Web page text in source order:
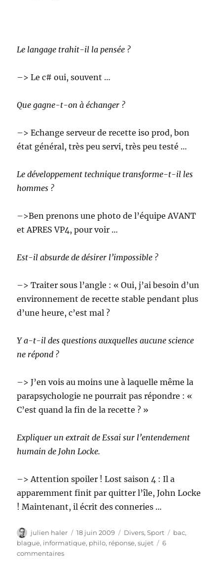
Le langage trahit-il la pensée ?
–> Le c# oui, souvent …
Que gagne-t-on à échanger ?
–> Echange serveur de recette iso prod, bon
état général, très peu servi, très peu testé …
Le développement technique transforme-t-il les
hommes ?
–>Ben prenons une photo de l’équipe AVANT
et APRES VP4, pour voir …
Est-il absurde de désirer l’impossible ?
–> Traiter sous l’angle : « Oui, j’ai besoin d’un
environnement de recette stable pendant plus
d’une heure, c’est mal ?
Y a-t-il des questions auxquelles aucune science
ne répond ?
–> J’en vois au moins une à laquelle même la
parapsychologie ne pourrait pas répondre : «
C’est quand la fin de la recette ? »
Expliquer un extrait de Essai sur l’entendement
humain de John Locke.
–> Attention spoiler ! Lost saison 4 : Il a
apparemment finit par quitter l’île, John Locke
! Maintenant, il écrit des conneries …
Auteur
julien haler
Publié
le
18 juin 2009 Catégories
Divers,Sport Étiquettes
bac,
blague, informatique, philo, réponse,sujet
6
commentairessur